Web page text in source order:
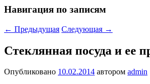
Навигация по записям
← Предыдущая Следующая →
Стеклянная посуда и ее
Опубликовано 10.02.2014 автором admin